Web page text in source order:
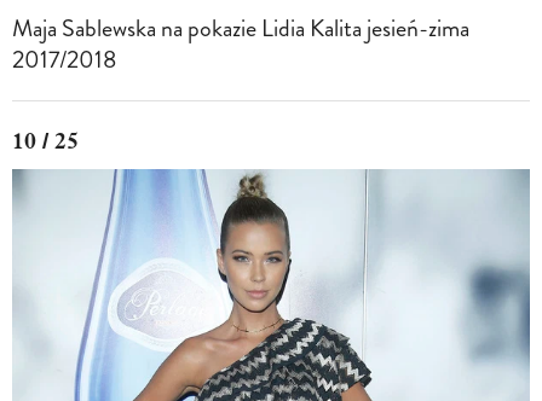
Maja Sablewska na pokazie Lidia Kalita jesień-zima
2017/2018
10 / 25